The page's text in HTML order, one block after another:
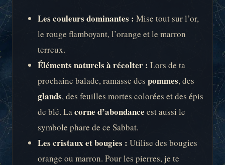
Les couleurs dominantes : Mise tout sur l’or,
le rouge flamboyant, l’orange et le marron
terreux.
Éléments naturels à récolter : Lors de ta
prochaine balade, ramasse des pommes, des
glands, des feuilles mortes colorées et des épis
de blé. Lacorne d’abondance est aussi le
symbole phare de ce Sabbat.
Les cristaux et bougies : Utilise des bougies
orange ou marron. Pour les pierres, je te